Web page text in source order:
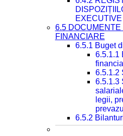
EXECUTIVE
6.5 DOCUMENTE
FINANCIARE
6.5.1 Buget
6.5.1.1
6.5.1.2
6.5.1.3
legii,
6.5.2